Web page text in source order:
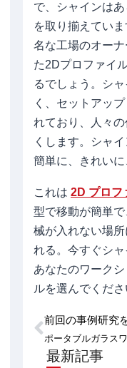
で、シャインは
を取り揃えてい
名な工場のオー
た2Dプロファイ
るでしょう。シ
く、セットアッ
れており、人々
くします。シャ
簡単に、きれいに
これは 2D プロフ
型で移動が簡単
械が入れない場
れる。今すぐシ
あなたのワーク
ルを選んでくださ
Prev
前回の事例研究
最新記事